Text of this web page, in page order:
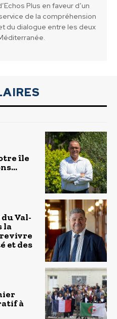
Plus en faveur d’un
de la compréhension
du dialogue entre les deux
île
Val-
la
et des
à